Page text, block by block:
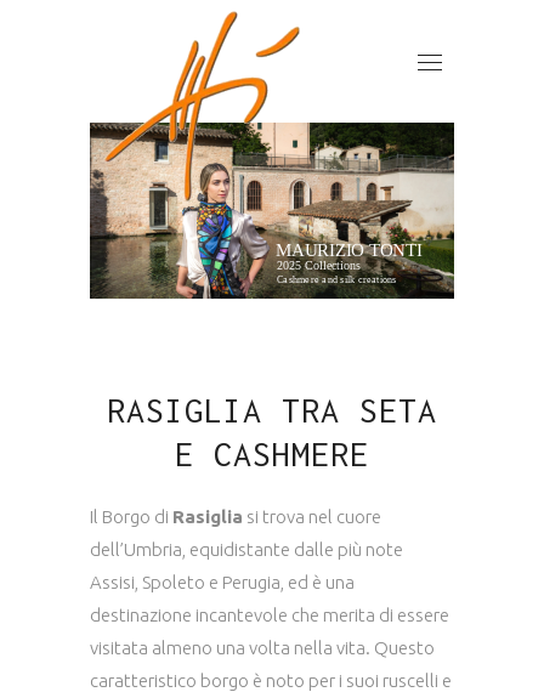
MAURIZIO TONTI
2025 Collections
Cashmere and silk creations
RASIGLIA TRA SETA
E CASHMERE
Il Borgo di Rasiglia si trova nel cuore
dell’Umbria, equidistante dalle più note
Assisi, Spoleto e Perugia, ed è una
destinazione incantevole che merita di essere
visitata almeno una volta nella vita. Questo
caratteristico borgo è noto per i suoi ruscelli e